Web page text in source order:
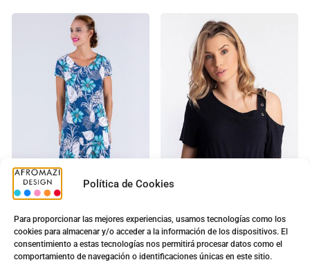
Política de Cookies
Para proporcionar las mejores experiencias, usamos tecnologías como los
cookies para almacenar y/o acceder a la información de los dispositivos. El
consentimiento a estas tecnologías nos permitirá procesar datos como el
comportamiento de navegación o identificaciones únicas en este sitio.
Vestido Balpo Manga
Francesa
10.50€ 8.20€
NA-6031
Camiseta Valeria